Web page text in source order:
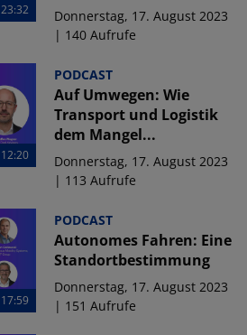
23:32
Donnerstag, 17. August 2023
| 140 Aufrufe
12:20
PODCAST
Auf Umwegen: Wie
Transport und Logistik
dem Mangel...
Donnerstag, 17. August 2023
| 113 Aufrufe
17:59
PODCAST
Autonomes Fahren: Eine
Standortbestimmung
Donnerstag, 17. August 2023
| 151 Aufrufe